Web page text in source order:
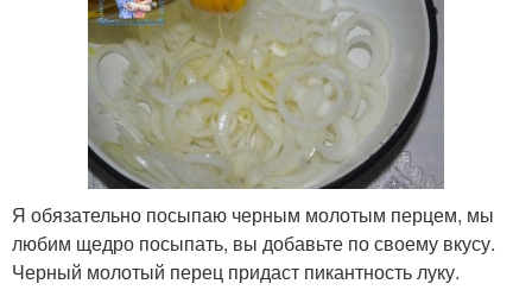
Я обязательно посыпаю черным молотым перцем, мы
любим щедро посыпать, вы добавьте по своему вкусу.
Черный молотый перец придаст пикантность луку.